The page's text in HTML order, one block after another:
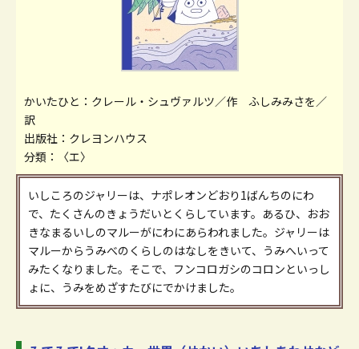
かいたひと：クレール・シュヴァルツ／作 ふしみみさを／
訳
出版社：クレヨンハウス
分類：〈エ〉
いしころのジャリーは、ナポレオンどおり1ばんちのにわ
で、たくさんのきょうだいとくらしています。あるひ、おお
きなまるいしのマルーがにわにあらわれました。ジャリーは
マルーからうみべのくらしのはなしをきいて、うみへいって
みたくなりました。そこで、フンコロガシのコロンといっし
ょに、うみをめざすたびにでかけました。